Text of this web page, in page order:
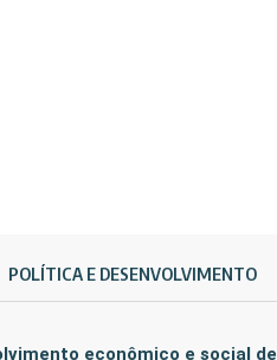
POLÍTICA E DESENVOLVIMENTO
econômico e social de